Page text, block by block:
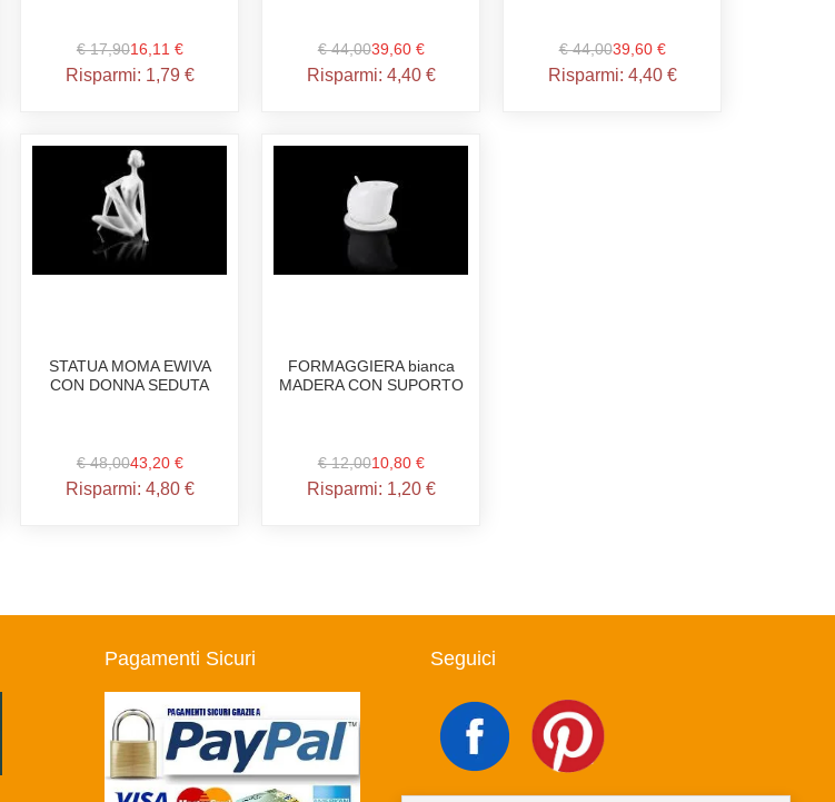
€ 17,9016,11 €
Risparmi: 1,79 €
€ 44,0039,60 €
Risparmi: 4,40 €
€ 44,0039,60 €
Risparmi: 4,40 €
STATUA MOMA EWIVA
CON DONNA SEDUTA
€ 48,0043,20 €
Risparmi: 4,80 €
FORMAGGIERA bianca
MADERA CON SUPORTO
€ 12,0010,80 €
Risparmi: 1,20 €
Pagamenti Sicuri Seguici